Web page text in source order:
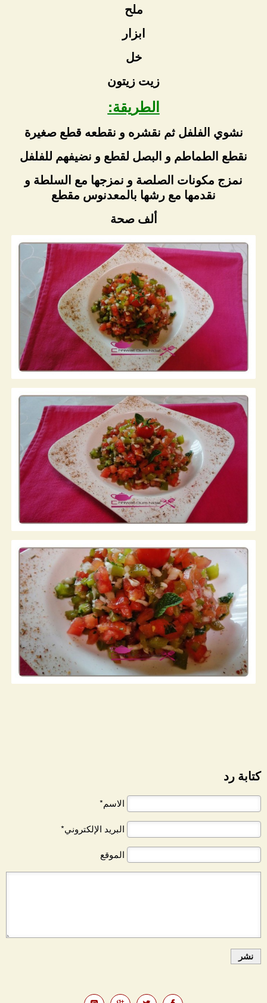
ملح
ابزار
خل
زيت زيتون
الطريقة:
نشوي الفلفل ثم نقشره و نقطعه قطع صغيرة
نقطع الطماطم و البصل لقطع و نضيفهم للفلفل
نمزج مكونات الصلصة و نمزجها مع السلطة و
نقدمها مع رشها بالمعدنوس مقطع
ألف صحة
كتابة رد
الاسم*
البريد الإلكتروني*
الموقع
نشر